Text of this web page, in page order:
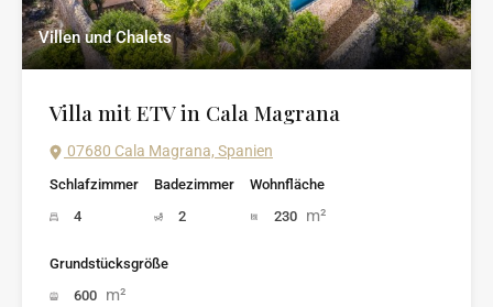
Villen und Chalets
Villa mit ETV in Cala Magrana
07680 Cala Magrana, Spanien
Schlafzimmer
4
Badezimmer
2
Wohnfläche
230 m²
Grundstücksgröße
600 m²